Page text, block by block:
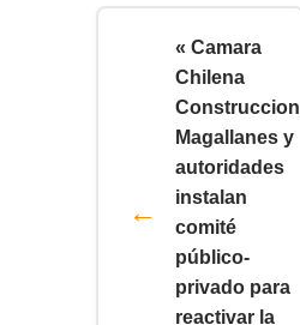
« Camara
Chilena
Construccion
Magallanes y
autoridades
instalan
comité
público-
privado para
reactivar la